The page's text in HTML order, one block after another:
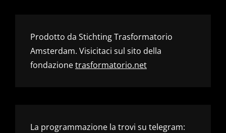
Prodotto da Stichting Trasformatorio
Amsterdam. Visicitaci sul sito della
fondazionetrasformatorio.net
La programmazione la trovi su telegram: